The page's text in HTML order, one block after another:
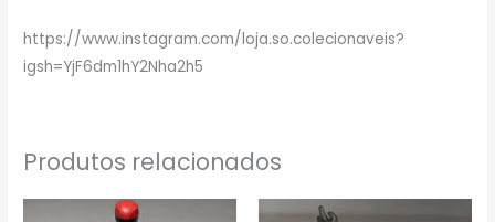
https://www.instagram.com/loja.so.colecionaveis?
igsh=YjF6dm1hY2Nha2h5
Produtos relacionados